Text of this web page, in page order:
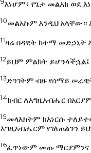
እነሆም፥ የጌታ መልአክ ወደ
10መልአኩም እንዲህ አላቸው።
11ዛሬ በዳዊት ከተማ መድኃኒት
12ይህም ምልክት
13ድንገትም ብዙ የሰማይ
14ክብር ለእግዚአብሔር
15መላእክትም ከእነርሱ
እግዚአብሔርም የገለጠልንን
16ፈጥነውም መጡ ማርያምንና